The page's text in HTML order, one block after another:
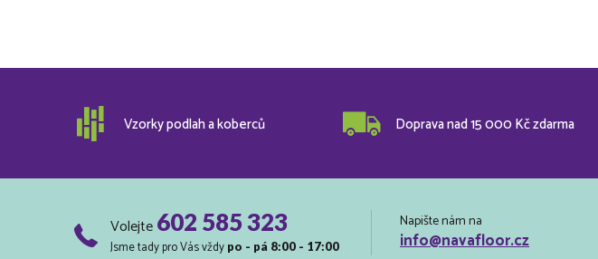
Vzorky podlah a koberců Doprava nad 15 000 Kč zdarma
Volejte602 585 323
Jsme tady pro Vás vždy po - pá 8:00 - 17:00
Napište nám na
info@navafloor.cz